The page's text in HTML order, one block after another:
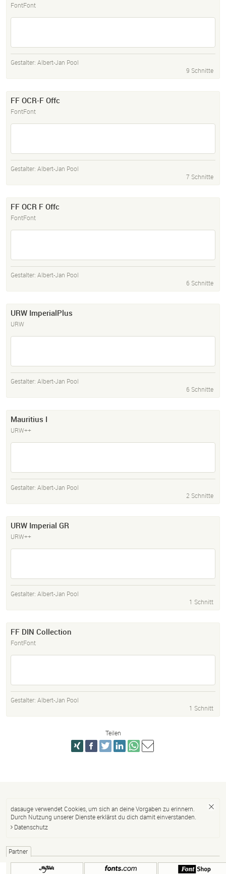
FontFont
Gestalter: Albert-Jan Pool
9 Schnitte
FF OCR-F Offc
FontFont
Gestalter: Albert-Jan Pool
7 Schnitte
FF OCR F Offc
FontFont
Gestalter: Albert-Jan Pool
6 Schnitte
URW ImperialPlus
URW
Gestalter: Albert-Jan Pool
6 Schnitte
Mauritius I
URW++
Gestalter: Albert-Jan Pool
2 Schnitte
URW Imperial GR
URW++
Gestalter: Albert-Jan Pool
1 Schnitt
FF DIN Collection
FontFont
Gestalter: Albert-Jan Pool
1 Schnitt
Teilen
dasauge verwendet Cookies, um sich an deine Vorgaben zu erinnern.
Durch Nutzung unserer Dienste erklärst du dich damit einverstanden.
Datenschutz
Partner